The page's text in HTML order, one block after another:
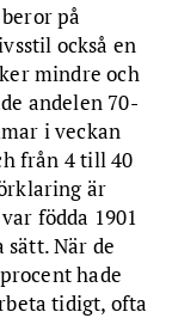
på
också en
mindre och
andelen 70-
i veckan
från 4 till 40
är
födda 1901
När de
hade
tidigt, ofta